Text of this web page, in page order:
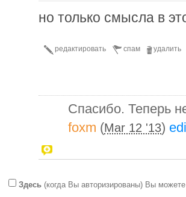
но только смысла в
удалить
спам
редактировать
Спасибо. Теперь
foxm (Mar 12 '13)
Здесь (когда Вы авторизированы) Вы